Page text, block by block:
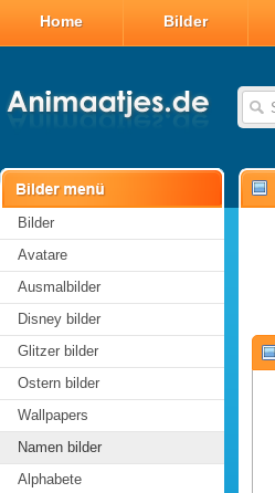
Home Bilder
Bilder
Avatare
Ausmalbilder
Disney bilder
Glitzer bilder
Ostern bilder
Wallpapers
Namen bilder
Alphabete